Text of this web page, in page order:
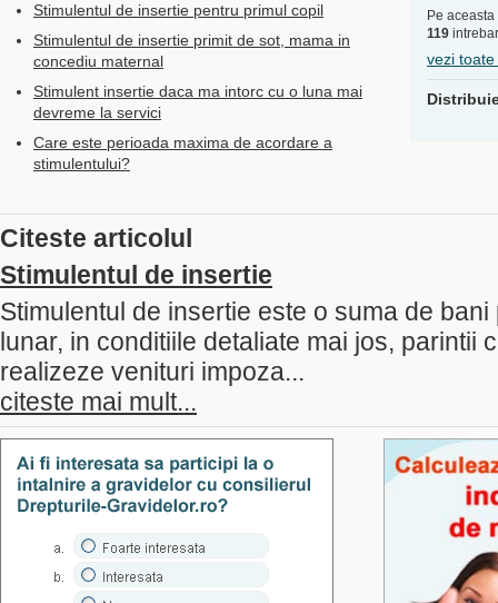
Stimulentul de insertie pentru primul copil
Stimulentul de insertie primit de sot, mama in
concediu maternal
Stimulent insertie daca ma intorc cu o luna mai
devreme la servici
Care este perioada maxima de acordare a
stimulentului?
Pe
119
vezi
Citeste articolul
Stimulentul de insertie
Stimulentul de insertie este o suma de
lunar, in conditiile detaliate mai jos, parintii
realizeze venituri impoza...
citeste mai mult...